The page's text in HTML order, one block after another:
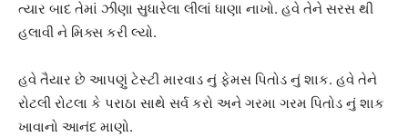
ત્યાર બાદ તેમાં ઝીણા સુધારેલા લીલાં ધાણા નાખો. હવે તેને સરસ થી
હલાવી ને મિક્સ કરી લ્યો.
હવે તૈયાર છે આપણું ટેસ્ટી મારવાડ નું ફેમસ પિતોડ નું શાક. હવે તેને
રોટલી રોટલા કે પરાઠા સાથે સર્વ કરો અને ગરમા ગરમ પિતોડ નું શાક
ખાવાનો આનંદ માણો.